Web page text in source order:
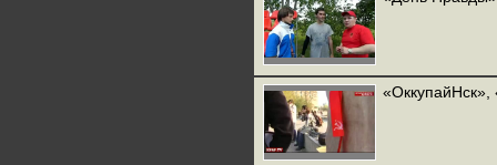
«ОккупайНск»,